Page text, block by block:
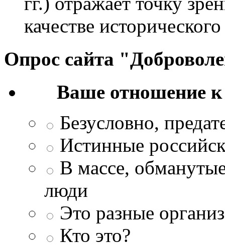
качестве
Опрос сайта
Ваше отношение
Безусловно,
Истинные
В массе,
люди
Это разные
Кто это?